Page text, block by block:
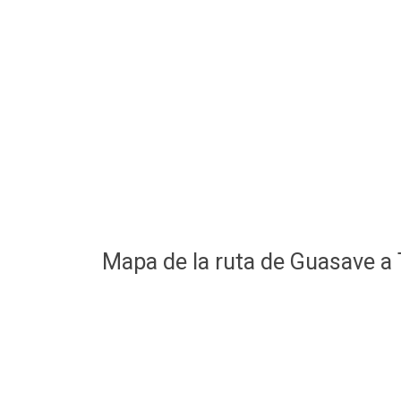
Mapa de la ruta de Guasave a